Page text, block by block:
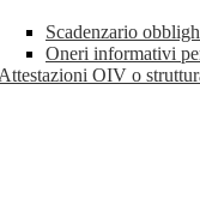
Scadenzario
Oneri informativi
Attestazioni OIV o